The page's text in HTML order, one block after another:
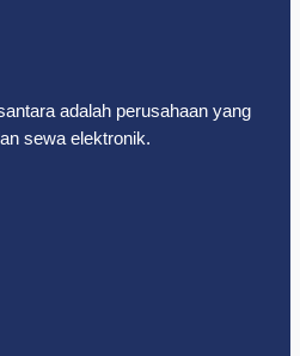
adalah perusahaan yang
sewa elektronik.